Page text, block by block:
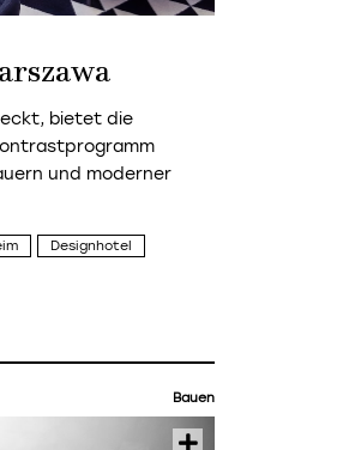
bietet die
und moderner
Designhotel
Bauen